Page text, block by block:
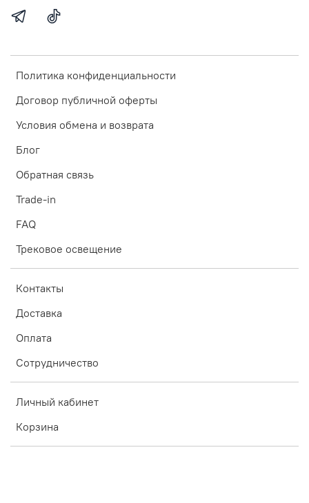
Политика конфиденциальности
Договор публичной оферты
Условия обмена и возврата
Блог
Обратная связь
Trade-in
FAQ
Трековое освещение
Контакты
Доставка
Оплата
Сотрудничество
Личный кабинет
Корзина